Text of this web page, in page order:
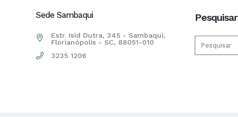
Sede Sambaqui
Estr. Isid Dutra, 345 - Sambaqui,
Florianópolis - SC, 88051-010
3235 1206
Pesquisar